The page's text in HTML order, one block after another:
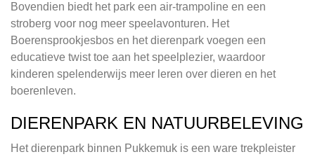
Bovendien biedt het park een air-trampoline en een
stroberg voor nog meer speelavonturen. Het
Boerensprookjesbos en het dierenpark voegen een
educatieve twist toe aan het speelplezier, waardoor
kinderen spelenderwijs meer leren over dieren en het
boerenleven.
DIERENPARK EN NATUURBELEVING
Het dierenpark binnen Pukkemuk is een ware trekpleister